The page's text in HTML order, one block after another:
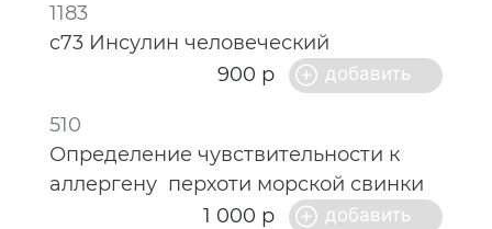
1183
c73 Инсулин человеческий
900 р
510
Определение чувствительности к
аллергену перхоти морской свинки
1 000 р